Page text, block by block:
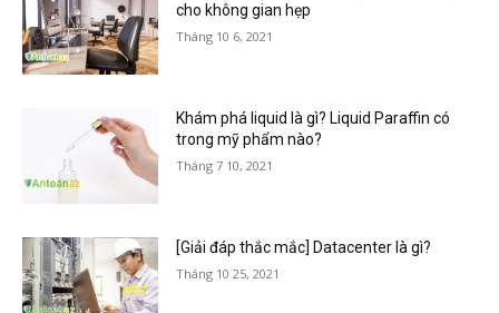
cho không gian hẹp
Tháng 10 6, 2021
Khám phá liquid là gì? Liquid Paraffin có
trong mỹ phẩm nào?
Tháng 7 10, 2021
[Giải đáp thắc mắc] Datacenter là gì?
Tháng 10 25, 2021